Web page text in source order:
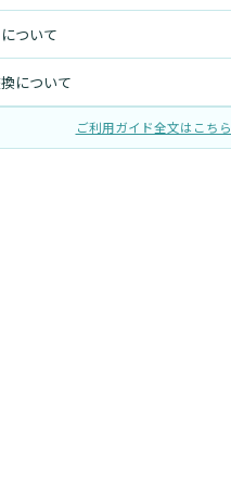
ついて
について
ご利用ガイド全文はこちら